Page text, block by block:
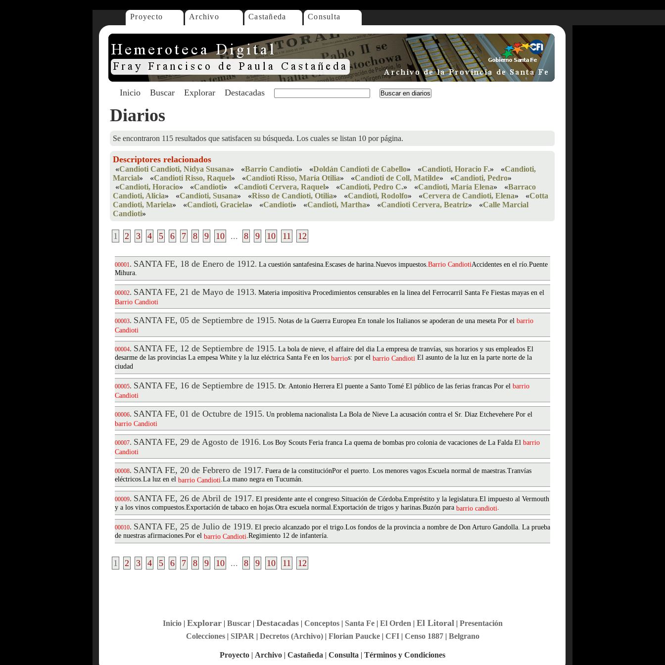
Proyecto Archivo Castañeda Consulta
Inicio Buscar Explorar Destacadas
Diarios
Se encontraron 115 resultados que satisfacen su búsqueda. Los cuales se listan 10 por página.
Descriptores relacionados
«Candioti Candioti, Nidya Susana» «Barrio Candioti» «Doldán Candioti de Cabello» «Candioti, Horacio F.» «Candioti,
Marcial» «Candioti Risso, Raquel» «Candioti Risso, María Otilia» «Candioti de Coll, Matilde» «Candioti, Pedro»
«Candioti, Horacio» «Candioti» «Candioti Cervera, Raquel» «Candioti, Pedro C.» «Candioti, María Elena» «Barraco
Candioti, Alicia» «Candioti, Susana» «Risso de Candioti, Otilia» «Candioti, Rodolfo» «Cervera de Candioti, Elena» «Cotta
Candioti, Mariela» «Candioti, Graciela» «Candioti» «Candioti, Martha» «Candioti Cervera, Beatriz» «Calle Marcial
Candioti»
1 2 3 4 5 6 7 8 9 10 ... 8 9 10 11 12
00001. SANTA FE, 18 de Enero de 1912. La cuestión santafesina.Escases de harina.Nuevos impuestos.Barrio CandiotiAccidentes en el río.Puente
Mihura.
00002. SANTA FE, 21 de Mayo de 1913. Materia impositiva Procedimientos censurables en la linea del Ferrocarril Santa Fe Fiestas mayas en el
Barrio Candioti
00003. SANTA FE, 05 de Septiembre de 1915. Notas de la Guerra Europea En tonale los Italianos se apoderan de una meseta Por el barrio
Candioti
00004. SANTA FE, 12 de Septiembre de 1915. La bola de nieve, el affaire del dia La empresa de tranvías, sus horarios y sus empleados El
desarme de las provincias La empesa White y la luz eléctrica Santa Fe en los barrios: por el barrio Candioti El asunto de la luz en la parte norte de la
ciudad
00005. SANTA FE, 16 de Septiembre de 1915. Dr. Antonio Herrera El puente a Santo Tomé El público de las ferias francas Por el barrio
Candioti
00006. SANTA FE, 01 de Octubre de 1915. Un problema nacionalista La Bola de Nieve La acusación contra el Sr. Diaz Etchevehere Por el
barrio Candioti
00007. SANTA FE, 29 de Agosto de 1916. Los Boy Scouts Feria franca La quema de bombas pro colonia de vacaciones de La Falda El barrio
Candioti
00008. SANTA FE, 20 de Febrero de 1917. Fuera de la constituciónPor el puerto. Los menores vagos.Escuela normal de maestras.Tranvías
eléctricos.La luz en el barrio Candioti.La mano negra en Tucumán.
00009. SANTA FE, 26 de Abril de 1917. El presidente ante el congreso.Situación de Córdoba.Empréstito y la legislatura.El impuesto al Vermouth
y a los vinos compuestos.Exportación de tabaco en hojas.Otra escuela normal.Exportación de trigos y harinas.Buzón para barrio candioti.
00010. SANTA FE, 25 de Julio de 1919. El precio alcanzado por el trigo.Los fondos de la provincia a nombre de Don Arturo Gandolla. La prueba
de nuestras afirmaciones.Por el barrio Candioti.Regimiento 12 de infantería.
1 2 3 4 5 6 7 8 9 10 ... 8 9 10 11 12
Inicio| Explorar| Buscar| Destacadas| Conceptos| Santa Fe| El Orden | El Litoral | Presentación
Colecciones| SIPAR | Decretos (Archivo)| Florian Paucke| CFI| Censo 1887| Belgrano
Proyecto | Archivo | Castañeda | Consulta | Términos y Condiciones